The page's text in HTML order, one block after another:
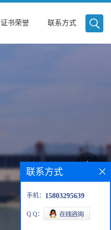
证书荣誉 联系方式
联系方式
手机： 15803295639
Q Q：